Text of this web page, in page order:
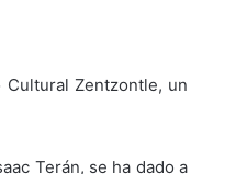
Cultural Zentzontle, un
Terán, se ha dado a